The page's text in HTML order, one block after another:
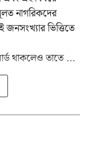
নাগরিকদের
ভিত্তিতে
থাকলেও তাতে ...